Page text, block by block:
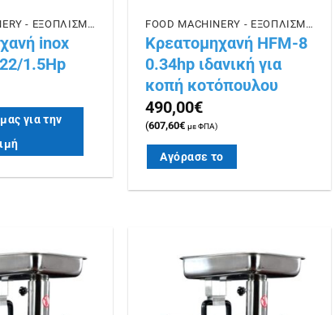
FOOD MACHINERY - ΕΞΟΠΛΙΣΜΟΣ ΕΣΤΙΑΣΗΣ
inox
1.5Hp
για την
FOOD MACHINERY - ΕΞΟΠΛΙΣΜΟΣ ΕΣΤΙΑΣΗΣ
Κρεατομηχανή HFM-8
0.34hp ιδανική για
κοπή κοτόπουλου
490,00€
(607,60€ με ΦΠΑ)
Αγόρασε το
Πρόσθήκη
στην λίστα
επιθυμιών
Πρόσθήκη
στην λίστα
επιθυμιών